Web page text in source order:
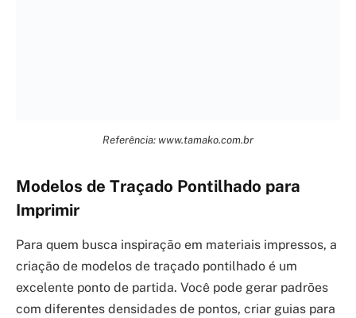
Referência: www.tamako.com.br
Modelos de Traçado Pontilhado para
Imprimir
Para quem busca inspiração em materiais impressos, a
criação de modelos de traçado pontilhado é um
excelente ponto de partida. Você pode gerar padrões
com diferentes densidades de pontos, criar guias para